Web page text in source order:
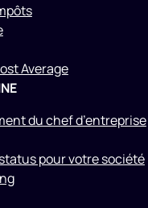
Average
du chef d’entreprise
pour votre société